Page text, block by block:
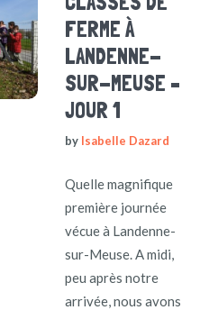
FERME À
LANDENNE-
SUR-MEUSE –
JOUR 1
by Isabelle Dazard
Quelle magnifique
première journée
vécue à Landenne-
sur-Meuse. A midi,
peu après notre
arrivée, nous avons